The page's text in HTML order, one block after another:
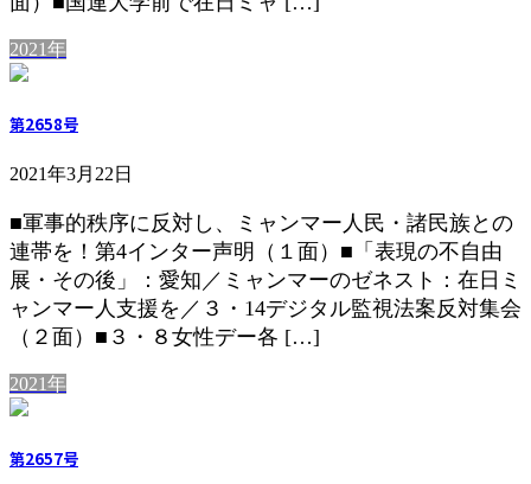
2021年
第2658号
2021年3月22日
■軍事的秩序に反対し、ミャンマー人民・諸民族との
連帯を！第4インター声明（１面）■「表現の不自由
展・その後」：愛知／ミャンマーのゼネスト：在日ミ
ャンマー人支援を／３・14デジタル監視法案反対集会
（２面）■３・８女性デー各 […]
2021年
第2657号